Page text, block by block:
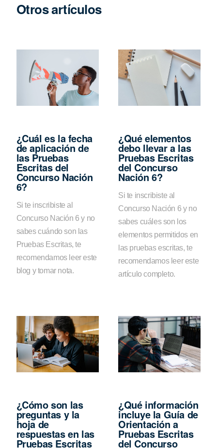
Otros artículos
¿Cuál es la fecha
de aplicación de
las Pruebas
Escritas del
Concurso Nación
6?
Si te inscribiste al
Concurso Nación 6 y no
sabes cuándo son las
Pruebas Escritas, te
recomendamos leer este
blog y tomar nota.
¿Qué elementos
debo llevar a las
Pruebas Escritas
del Concurso
Nación 6?
Si te inscribiste al
Concurso Nación 6 y no
sabes cuáles son los
elementos permitidos en
las pruebas escritas, te
recomendamos leer este
artículo completo.
¿Cómo son las
preguntas y la
hoja de
respuestas en las
Pruebas Escritas
¿Qué información
incluye la Guía de
Orientación a
Pruebas Escritas
del Concurso